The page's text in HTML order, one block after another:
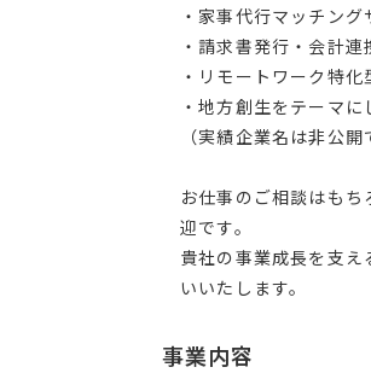
・家事代行マッチング
・請求書発行・会計
・リモートワーク特
・地方創生をテーマ
（実績企業名は非公
お仕事のご相談はも
迎です。
貴社の事業成長を支
いいたします。
事業内容